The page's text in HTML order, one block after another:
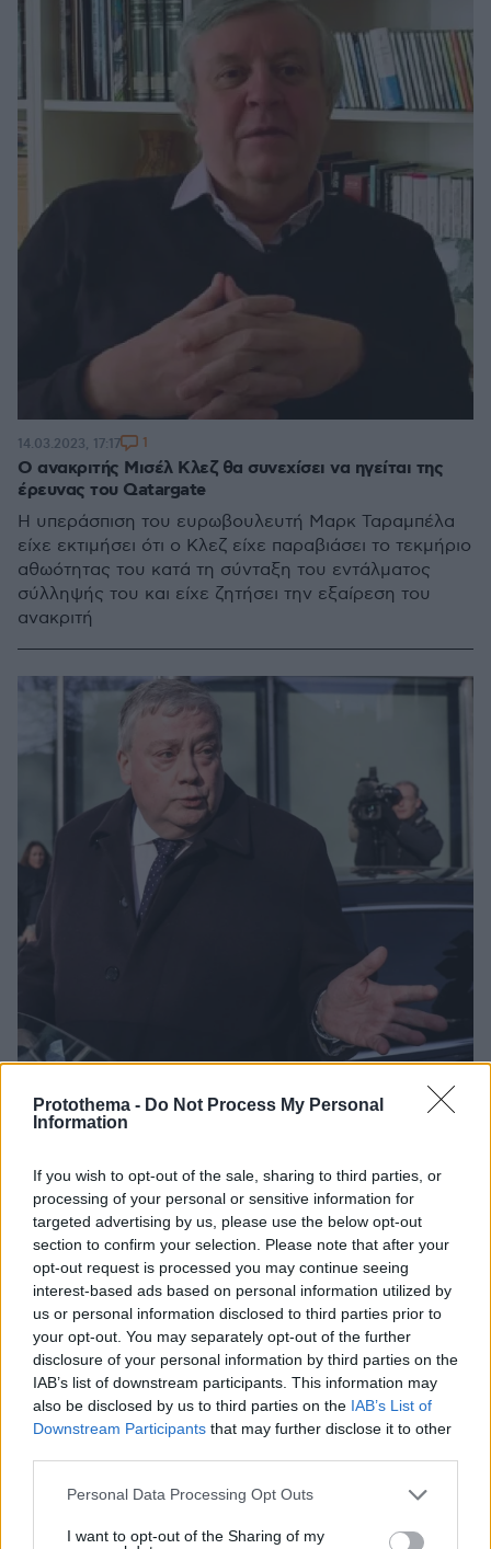
Protothema - Do Not Process My Personal
Information
If you wish to opt-out of the sale, sharing to third parties, or
processing of your personal or sensitive information for
targeted advertising by us, please use the below opt-out
section to confirm your selection. Please note that after your
opt-out request is processed you may continue seeing
interest-based ads based on personal information utilized by
us or personal information disclosed to third parties prior to
your opt-out. You may separately opt-out of the further
disclosure of your personal information by third parties on the
IAB’s list of downstream participants. This information may
also be disclosed by us to third parties on the IAB’s List of
Downstream Participants that may further disclose it to other
Please note that this website/app uses one or more Google
not limited to your visit or usage behaviour. You may click to
Personal Data Processing Opt Outs
I want to opt-out of the Sharing of my
Ο ανακριτής Μισέλ Κλεζ θα συνεχίσει να ηγείται της
έρευνας του Qatargate
Η υπεράσπιση του ευρωβουλευτή Μαρκ Ταραμπέλα
είχε εκτιμήσει ότι ο Κλεζ είχε παραβιάσει το τεκμήριο
αθωότητας του κατά τη σύνταξη του εντάλματος
σύλληψής του και είχε ζητήσει την εξαίρεση του
ανακριτή
14.03.2023, 17:17 1
Προφυλακισμένος παραμένει και ο Ταραμπέλα για το
σκάνδαλο Qatargate
Παρατείνεται η προφυλάκιση του ευρωβουλευτή